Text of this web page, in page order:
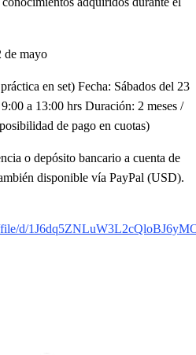
de mayo
en set) Fecha: Sábados del 23
a 13:00 hrs Duración: 2 meses /
de pago en cuotas)
o depósito bancario a cuenta de
disponible vía PayPal (USD).
d/